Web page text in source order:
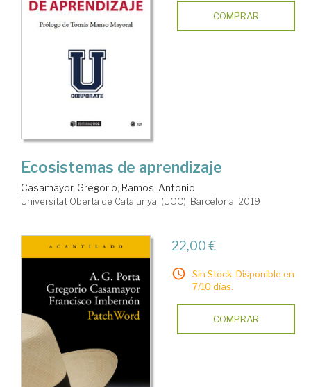
COMPRAR
Ecosistemas de aprendizaje
Casamayor, Gregorio; Ramos, Antonio
Universitat Oberta de Catalunya. (UOC). Barcelona, 2019
22,00 €
Sin Stock. Disponible en
7/10 días.
COMPRAR